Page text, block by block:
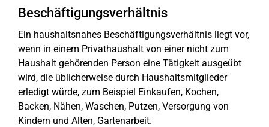
Beschäftigungsverhältnis
Ein haushaltsnahes Beschäftigungsverhältnis liegt vor,
wenn in einem Privathaushalt von einer nicht zum
Haushalt gehörenden Person eine Tätigkeit ausgeübt
wird, die üblicherweise durch Haushaltsmitglieder
erledigt würde, zum Beispiel Einkaufen, Kochen,
Backen, Nähen, Waschen, Putzen, Versorgung von
Kindern und Alten, Gartenarbeit.